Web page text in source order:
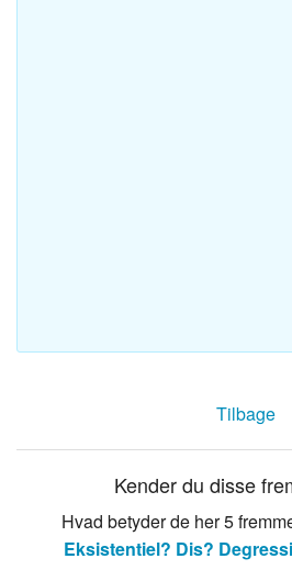
Tilbage
Kender du disse
Hvad betyder de her 5
Eksistentiel? Dis?